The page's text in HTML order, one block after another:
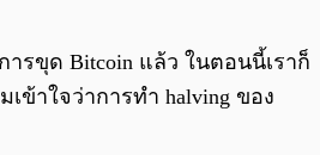
การขุด Bitcoin แล้ว ในตอนนี้เราก็
ข้าใจว่าการทำ halving ของ